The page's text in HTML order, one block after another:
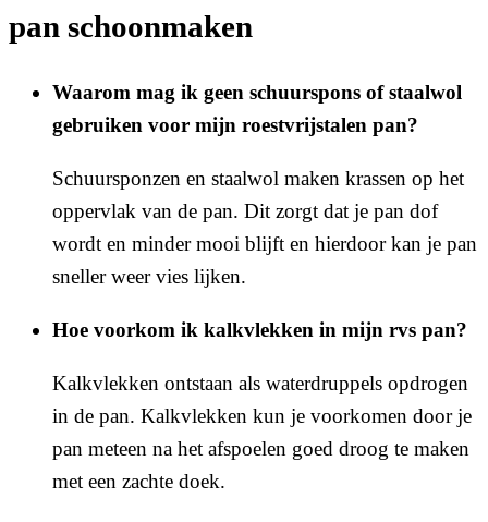
pan schoonmaken
Waarom mag ik geen schuurspons of staalwol
gebruiken voor mijn roestvrijstalen pan?
Schuursponzen en staalwol maken krassen op het
oppervlak van de pan. Dit zorgt dat je pan dof
wordt en minder mooi blijft en hierdoor kan je pan
sneller weer vies lijken.
Hoe voorkom ik kalkvlekken in mijn rvs pan?
Kalkvlekken ontstaan als waterdruppels opdrogen
in de pan. Kalkvlekken kun je voorkomen door je
pan meteen na het afspoelen goed droog te maken
met een zachte doek.